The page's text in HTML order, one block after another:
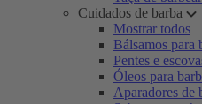
Cuidados de barba
Mostrar todos
Bálsamos para
Pentes e
Óleos para
Aparadores de